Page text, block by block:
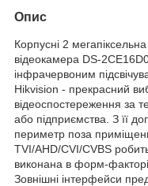
Опис
Корпусні 2
відеокамера DS-
інфрачервоним
Hikvision - прекрасний
відеоспостереження за
або підприємства. З її
периметр поза
TVI/AHD/CVI/CVBS
виконана в форм-
Зовнішні інтерфейси